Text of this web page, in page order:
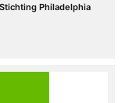
Philadelphia